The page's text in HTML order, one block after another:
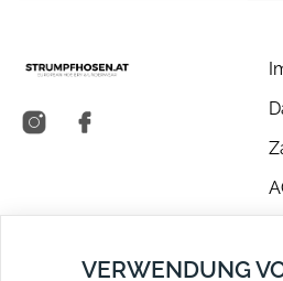
VERWENDUNG